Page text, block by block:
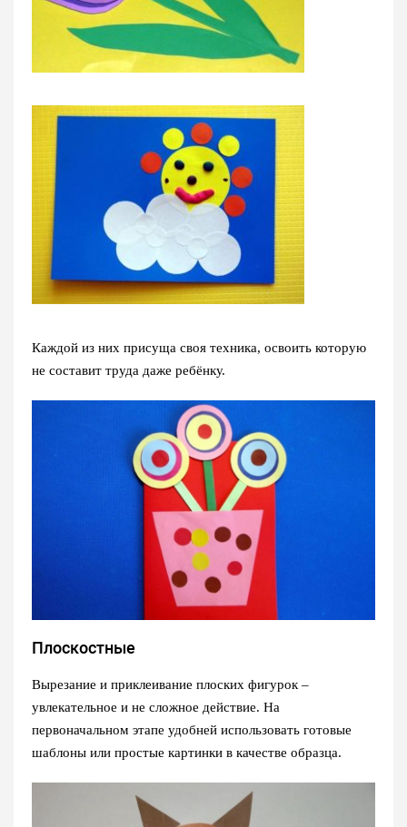
Каждой из них присуща своя техника, освоить которую
не составит труда даже ребёнку.
Плоскостные
Вырезание и приклеивание плоских фигурок –
увлекательное и не сложное действие. На
первоначальном этапе удобней использовать готовые
шаблоны или простые картинки в качестве образца.